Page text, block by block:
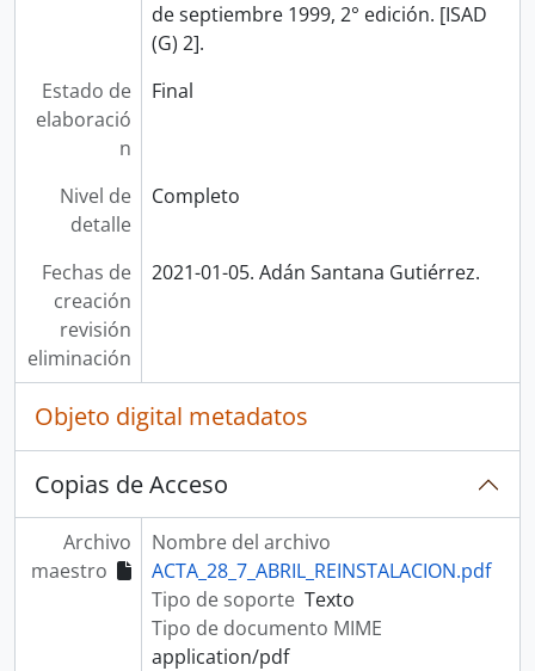
de septiembre 1999, 2° edición. [ISAD
(G) 2].
Estado de
elaboració
n
Final
Nivel de
detalle
Completo
Fechas de
creación
revisión
eliminación
2021-01-05. Adán Santana Gutiérrez.
Objeto digital metadatos
Copias de Acceso
Archivo
maestro
Nombre del archivo
ACTA_28_7_ABRIL_REINSTALACION.pdf
Tipo de soporte Texto
Tipo de documento MIME
application/pdf